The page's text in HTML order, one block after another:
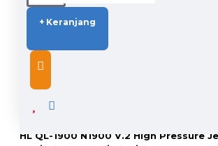
+ Keranjang
DESCRIPTION
HL QL-1900 N1900 V.2 High Pressure